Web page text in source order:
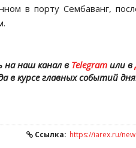
в порту Сембаванг,
на наш канал вTelegramили в
в курсе главных событий
Ссылка: https://iarex.ru/